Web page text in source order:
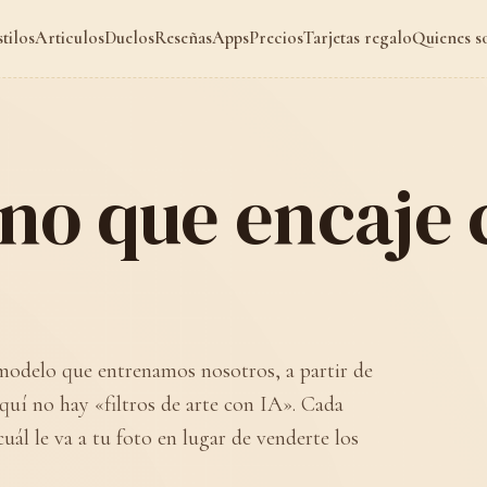
ArticulosDuelosReseñasAppsPreciosTarjetas regaloQuienes
que encaje
que entrenamos nosotros, a partir de
no hay «filtros de arte con IA». Cada
le va a tu foto en lugar de venderte los